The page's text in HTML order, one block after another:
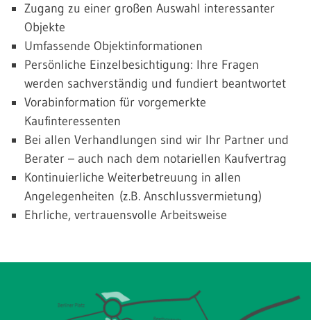
Zugang zu einer großen Auswahl interessanter
Objekte
Umfassende Objektinformationen
Persönliche Einzelbesichtigung: Ihre Fragen
werden sachverständig und fundiert beantwortet
Vorabinformation für vorgemerkte
Kaufinteressenten
Bei allen Verhandlungen sind wir Ihr Partner und
Berater – auch nach dem notariellen Kaufvertrag
Kontinuierliche Weiterbetreuung in allen
Angelegenheiten (z.B. Anschlussvermietung)
Ehrliche, vertrauensvolle Arbeitsweise